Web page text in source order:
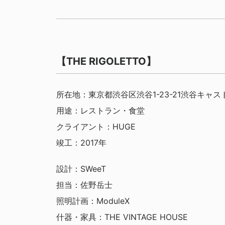
【THE RIGOLETTO】
所在地：東京都渋谷区渋谷1-23-21渋谷キャス
用途：レストラン・食堂
クライアント：HUGE
竣工：2017年
設計：SWeeT
担当：佐野岳士
照明計画：ModuleX
什器・家具：THE VINTAGE HOUSE